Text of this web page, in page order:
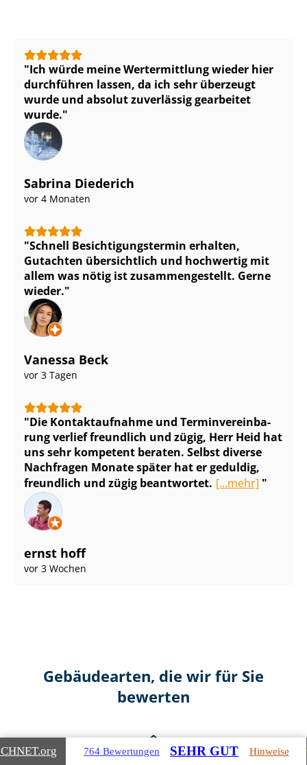
Ich würde meine Wertermittlung wieder hier
durchführen lassen, da ich sehr überzeugt
wurde und absolut zuverlässig gearbeitet
wurde.
Sabrina Diederich
vor 4 Monaten
Schnell Be­sich­ti­gungs­ter­min erhalten,
Gutachten übersichtlich und hochwertig mit
allem was nötig ist zu­sam­men­ge­stellt. Gerne
wieder.
Vanessa Beck
vor 3 Tagen
Die Kontaktaufnahme und Ter­min­ver­ein­ba­
rung verlief freundlich und zügig, Herr Heid hat
uns sehr kompetent beraten. Selbst diverse
Nachfragen Monate später hat er geduldig,
freundlich und zügig beantwortet. [...mehr]
ernst hoff
vor 3 Wochen
Gebäudearten, die wir für Sie
bewerten
.org 764 Bewertungen SEHR GUT Hinweise